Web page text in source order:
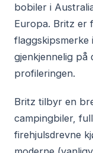
bobiler i
Europa. Britz er
gjenkjennelig på
profileringen.
Britz tilbyr en
campingbiler,
firehjulsdrevne